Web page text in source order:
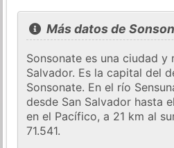
Más datos de
Sonsonate es una ciudad y
Salvador. Es la capital del
Sonsonate. En el río
desde San Salvador hasta
en el Pacífico, a 21 km al
71.541.